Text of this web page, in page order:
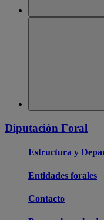
Diputación Foral
Estructura y
Entidades forales
Contacto